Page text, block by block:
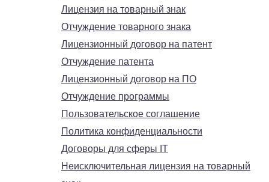
Лицензия на товарный знак
Отчуждение товарного знака
Лицензионный договор на патент
Отчуждение патента
Лицензионный договор на ПО
Отчуждение программы
Пользовательское соглашение
Политика конфиденциальности
Договоры для сферы IT
Неисключительная лицензия на товарный